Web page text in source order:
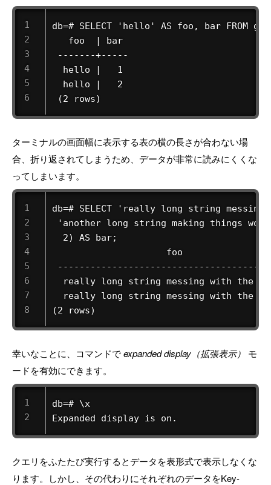
db=# SELECT 'hello' AS foo, bar FROM
   foo  | bar
-------+-----
  hello |   1
  hello |   2
(2 rows)
ターミナルの画面幅に表示する表の横の長さが合わない場
合、折り返されてしまうため、データが非常に読みにくくな
ってしまいます。
db=# SELECT 'really long string
'another long string making things
  2) AS bar;
foo
really long string messing with the
really long string messing with the
(2 rows)
幸いなことに、コマンドでexpanded display（拡張表示）
モ
ードを有効にできます。
db=# \x
Expanded display is on.
クエリをふたたび実行するとデータを表形式で表示しなくな
ります。しかし、その代わりにそれぞれのデータをKey-